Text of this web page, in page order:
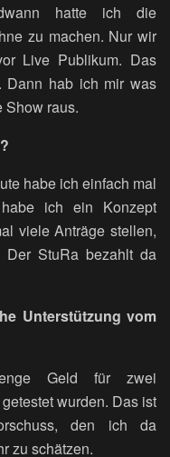
hatte ich die
zu machen. Nur wir
Live Publikum. Das
Dann hab ich mir was
Show raus.
habe ich einfach mal
ich ein Konzept
viele Anträge stellen,
Der StuRa bezahlt da
Unterstützung vom
Geld für zwei
wurden. Das ist
den ich da
zu schätzen.